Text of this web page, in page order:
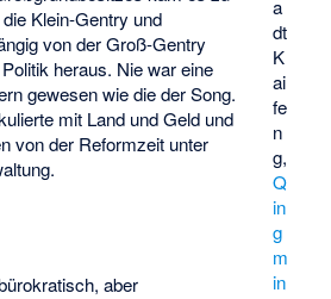
a
dt
K
ai
fe
n
g,
Q
in
g
m
in
Klein-Gentry und
von der Groß-Gentry
heraus. Nie war eine
gewesen wie die der Song.
mit Land und Geld und
von der Reformzeit unter
aber